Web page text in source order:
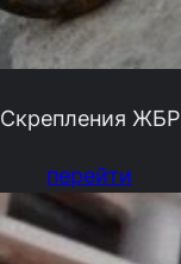
Скрепления ЖБР
перейти